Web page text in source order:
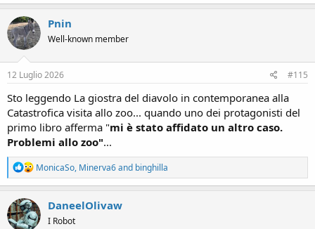
a
c
t
i
o
n
s
Pnin
Well-known member
12 Luglio 2026 #115
Sto leggendo La giostra del diavolo in contemporanea alla
Catastrofica visita allo zoo... quando uno dei protagonisti del
primo libro afferma "mi è stato affidato un altro caso.
Problemi allo zoo"...
R
e
a
c
t
i
MonicaSo, Minerva6and binghilla
DaneelOlivaw
I Robot